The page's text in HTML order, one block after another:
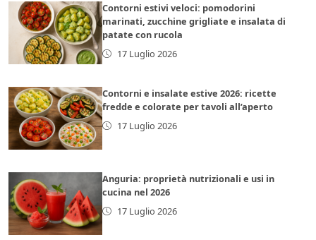
Contorni estivi veloci: pomodorini
marinati, zucchine grigliate e insalata di
patate con rucola
17 Luglio 2026
Contorni e insalate estive 2026: ricette
fredde e colorate per tavoli all’aperto
17 Luglio 2026
Anguria: proprietà nutrizionali e usi in
cucina nel 2026
17 Luglio 2026